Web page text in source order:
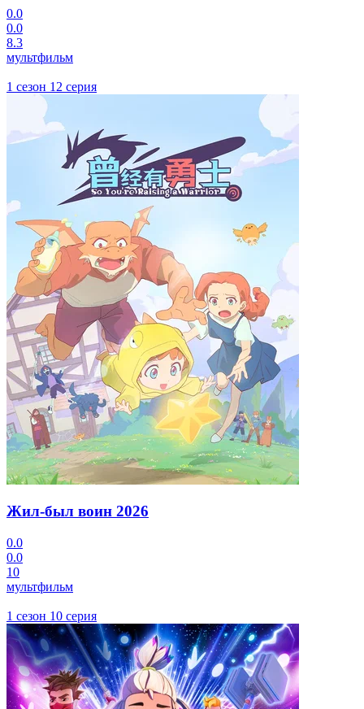
0.0
0.0
8.3
мультфильм
1 сезон 12 серия
Жил-был воин 2026
0.0
0.0
10
мультфильм
1 сезон 10 серия